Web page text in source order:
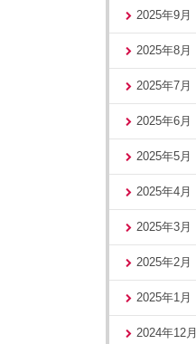
2025年9月
2025年8月
2025年7月
2025年6月
2025年5月
2025年4月
2025年3月
2025年2月
2025年1月
2024年12月